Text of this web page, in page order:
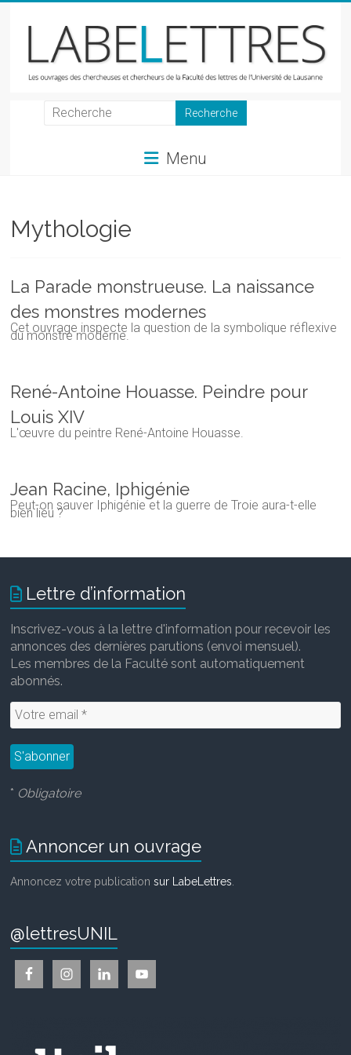
LabeLettres
et
chercheurs
Faculté
des
lettres
Menu
Mythologie
La Parade monstrueuse. La naissance
des monstres modernes
Cet ouvrage inspecte la question de la symbolique réflexive
du monstre moderne.
René-Antoine Houasse. Peindre pour
Louis XIV
L'œuvre du peintre René-Antoine Houasse.
Jean Racine, Iphigénie
Peut-on sauver Iphigénie et la guerre de Troie aura-t-elle
bien lieu ?
Lettre d’information
Inscrivez-vous à la lettre d'information pour recevoir les
annonces des dernières parutions (envoi mensuel).
Les membres de la Faculté sont automatiquement
abonnés.
* Obligatoire
Annoncer un ouvrage
Annoncez votre publicationsur LabeLettres
@lettresUNIL